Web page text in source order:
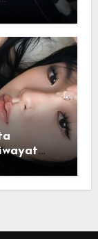
Data